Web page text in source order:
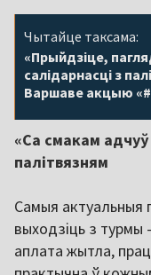
Чытайце таксама:
«Прыйдзіце,
салідарнасці з
Варшаве акцыю
«Са смакам
палітвязням
Самыя актуальныя
выходзіць з
аплата жытла,